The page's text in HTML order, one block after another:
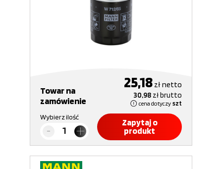
Towar na
zamówienie
25,18 złnetto
30,98 złbrutto
cena dotyczy szt
Wybierz ilość
Zapytaj o
produkt